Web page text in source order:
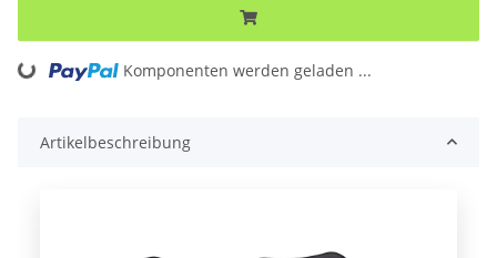
Loading... Komponenten werden geladen ...
Artikelbeschreibung